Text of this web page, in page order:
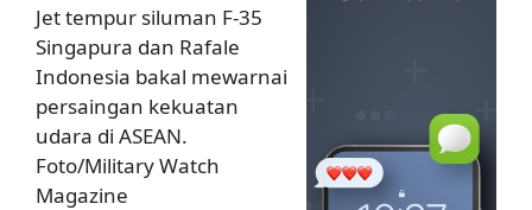
Jet tempur siluman F-35
Singapura dan Rafale
Indonesia bakal mewarnai
persaingan kekuatan
udara di ASEAN.
Foto/Military Watch
Magazine